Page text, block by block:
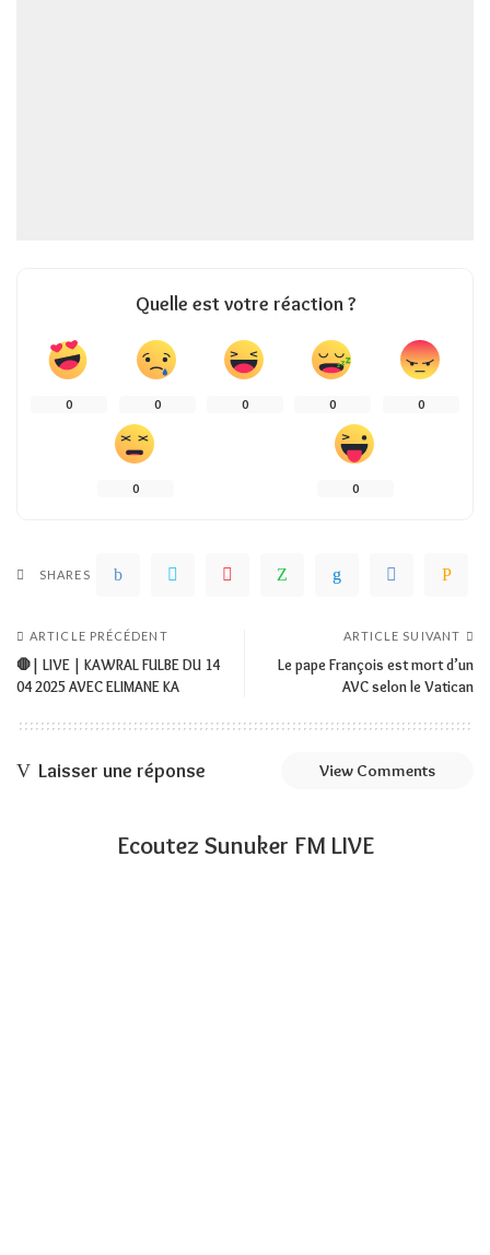
Quelle est votre réaction ?
0 0 0 0 0
0 0
SHARES
ARTICLE PRÉCÉDENT
🛑| LIVE | KAWRAL FULBE DU 14
04 2025 AVEC ELIMANE KA
ARTICLE SUIVANT
Le pape François est mort d’un
AVC selon le Vatican
Laisser une réponse View Comments
Ecoutez Sunuker FM LIVE